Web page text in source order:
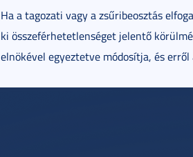
Ha a tagozati vagy a zsűribeosztás
ki összeférhetetlenséget jelentő
elnökével egyeztetve módosítja, és